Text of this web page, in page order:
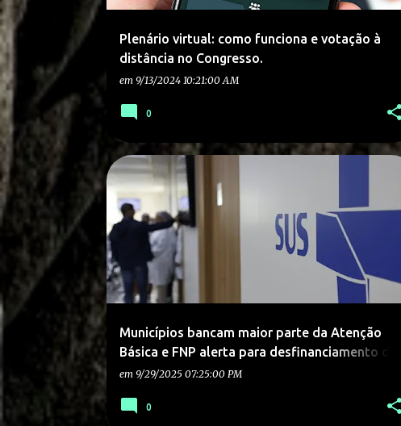
Plenário virtual: como funciona e votação à
distância no Congresso.
em 9/13/2024 10:21:00 AM
0
Municípios bancam maior parte da Atenção
Básica e FNP alerta para desfinanciamento do
setor.
em 9/29/2025 07:25:00 PM
0